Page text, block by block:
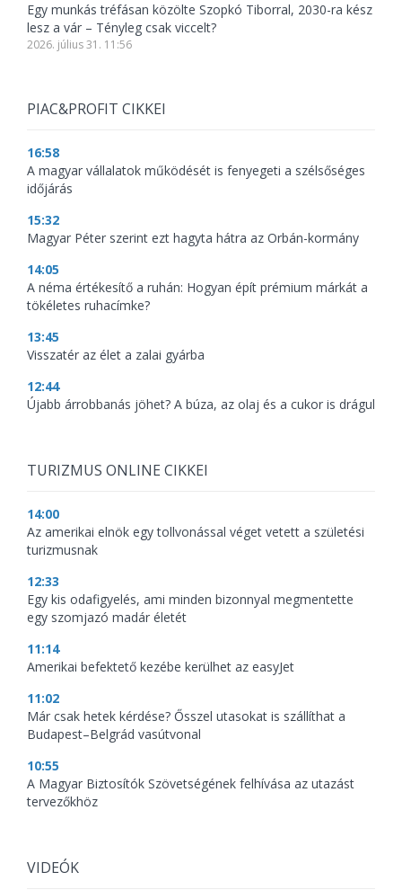
Egy munkás tréfásan közölte Szopkó Tiborral, 2030-ra kész
lesz a vár – Tényleg csak viccelt?
2026. július 31. 11:56
PIAC&PROFIT CIKKEI
16:58
A magyar vállalatok működését is fenyegeti a szélsőséges
időjárás
15:32
Magyar Péter szerint ezt hagyta hátra az Orbán-kormány
14:05
A néma értékesítő a ruhán: Hogyan épít prémium márkát a
tökéletes ruhacímke?
13:45
Visszatér az élet a zalai gyárba
12:44
Újabb árrobbanás jöhet? A búza, az olaj és a cukor is drágul
TURIZMUS ONLINE CIKKEI
14:00
Az amerikai elnök egy tollvonással véget vetett a születési
turizmusnak
12:33
Egy kis odafigyelés, ami minden bizonnyal megmentette
egy szomjazó madár életét
11:14
Amerikai befektető kezébe kerülhet az easyJet
11:02
Már csak hetek kérdése? Ősszel utasokat is szállíthat a
Budapest–Belgrád vasútvonal
10:55
A Magyar Biztosítók Szövetségének felhívása az utazást
tervezőkhöz
VIDEÓK